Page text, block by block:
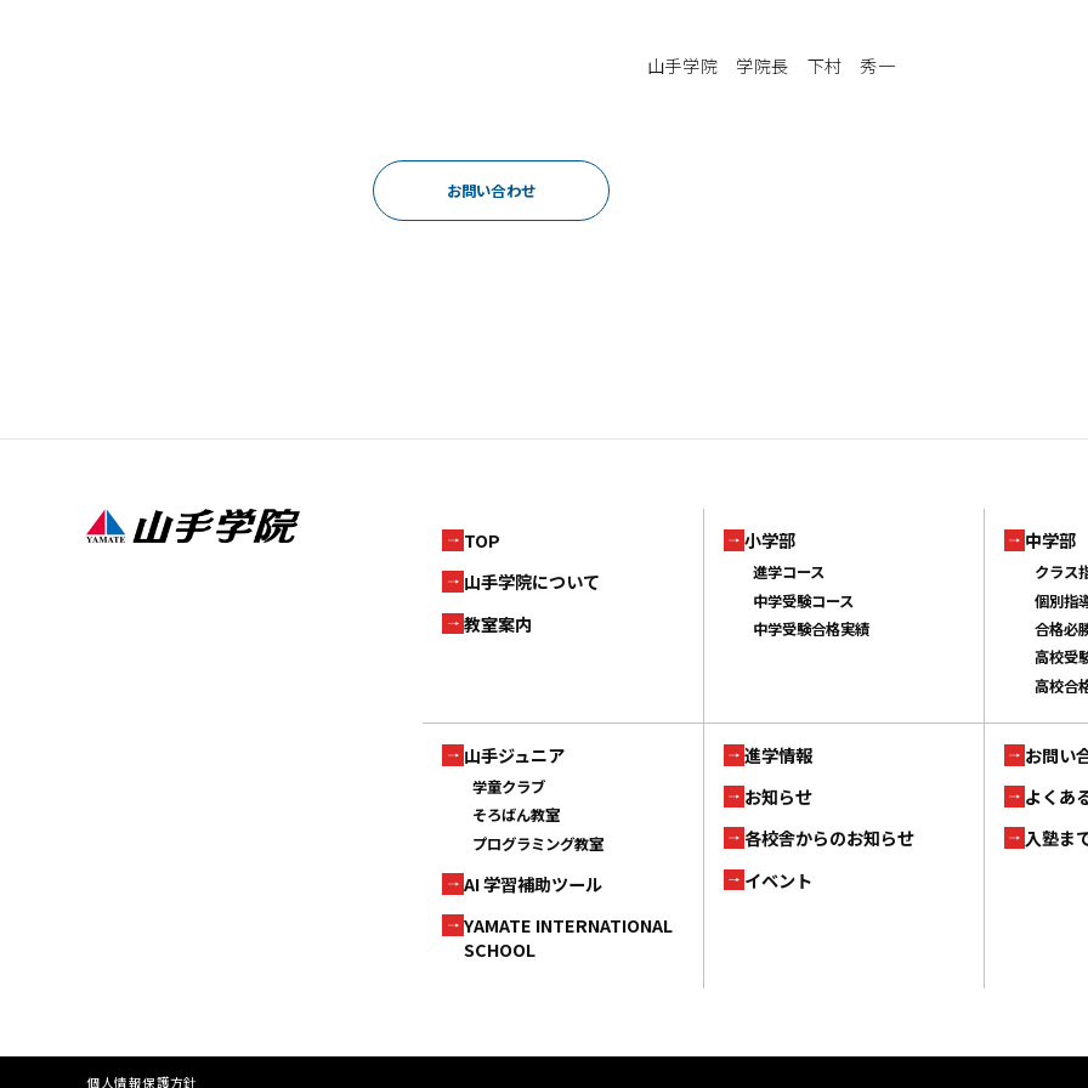
山手学院 学院長 下村 秀一
お問い合わせ
TOP
山手学院について
教室案内
小学部
進学コース
中学受験コース
中学受験合格実績
中学部
クラス
個別指
合格必
高校受
高校合
山手ジュニア
学童クラブ
そろばん教室
プログラミング教室
AI 学習補助ツール
YAMATE INTERNATIONAL
SCHOOL
進学情報
お知らせ
各校舎からのお知らせ
イベント
お問い
よくあ
入塾ま
個人情報保護方針